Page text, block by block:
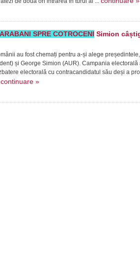
SPRE COTROCENI Simion
au fost chemați pentru a-și alege
și George Simion (AUR). Campania
electorală cu contracandidatul său deși a
continuare »